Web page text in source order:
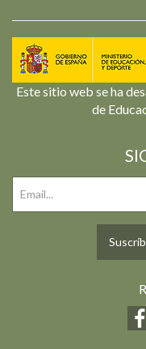
Este sitio web se ha
de